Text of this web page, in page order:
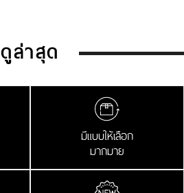
ดูล่าสุด
มีแบบให้เลือก
มากมาย